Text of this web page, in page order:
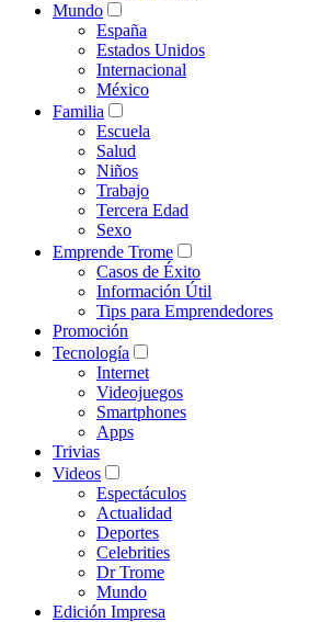
Mundo
España
Estados Unidos
Internacional
México
Familia
Escuela
Salud
Niños
Trabajo
Tercera Edad
Sexo
Emprende Trome
Casos de Éxito
Información Útil
Tips para Emprendedores
Promoción
Tecnología
Internet
Videojuegos
Smartphones
Apps
Trivias
Videos
Espectáculos
Actualidad
Deportes
Celebrities
Dr Trome
Mundo
Edición Impresa